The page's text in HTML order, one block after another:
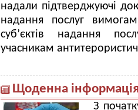
надали підтверджуючі
надання послуг
суб’єктів надання
учасникам
Щоденна інформація
З